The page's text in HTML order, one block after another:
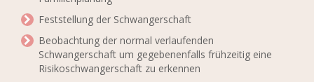
Feststellung der Schwangerschaft
Beobachtung der normal verlaufenden
Schwangerschaft um gegebenenfalls frühzeitig eine
Risikoschwangerschaft zu erkennen